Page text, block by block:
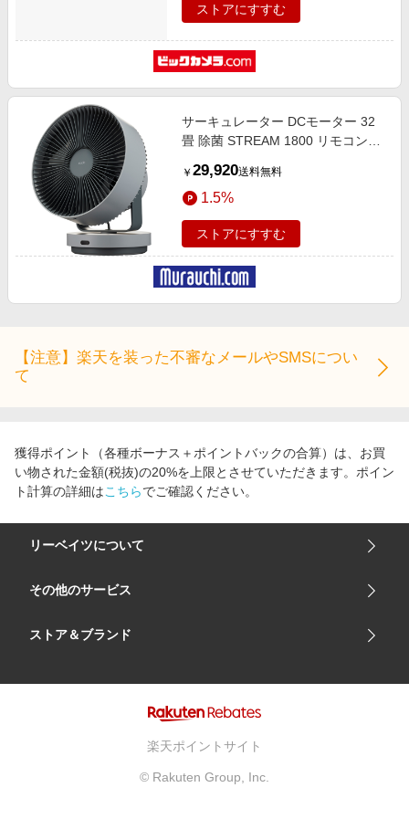
ストアにすすむ
サーキュレーター DCモーター 32
畳 除菌 STREAM 1800 リモコン付
￥ 29,920送料無料
1.5%
ストアにすすむ
【注意】楽天を装った不審なメールやSMSについ
て
獲得ポイント（各種ボーナス＋ポイントバックの合算）は、お買
い物された金額(税抜)の20%を上限とさせていただきます。ポイン
ト計算の詳細はこちらでご確認ください。
リーベイツについて
会社概要
サイトマップ
リーベイツ ポイントアシスト
その他のサービス
楽天市場
ストア＆ブランド
楽天ポイントサイト
© Rakuten Group, Inc.